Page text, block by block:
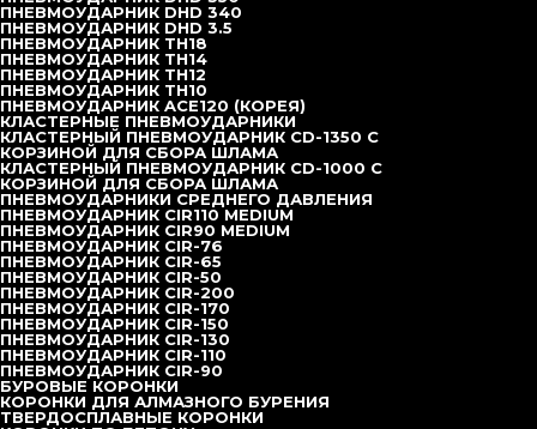
ПНЕВМОУДАРНИК DHD 340
ПНЕВМОУДАРНИК DHD 3.5
ПНЕВМОУДАРНИК TH18
ПНЕВМОУДАРНИК TH14
ПНЕВМОУДАРНИК TH12
ПНЕВМОУДАРНИК TH10
ПНЕВМОУДАРНИК ACE120 (КОРЕЯ)
КЛАСТЕРНЫЕ ПНЕВМОУДАРНИКИ
КЛАСТЕРНЫЙ ПНЕВМОУДАРНИК CD-1350 С
КОРЗИНОЙ ДЛЯ СБОРА ШЛАМА
КЛАСТЕРНЫЙ ПНЕВМОУДАРНИК CD-1000 С
КОРЗИНОЙ ДЛЯ СБОРА ШЛАМА
ПНЕВМОУДАРНИКИ СРЕДНЕГО ДАВЛЕНИЯ
ПНЕВМОУДАРНИК CIR110 MEDIUM
ПНЕВМОУДАРНИК CIR90 MEDIUM
ПНЕВМОУДАРНИК CIR-76
ПНЕВМОУДАРНИК CIR-65
ПНЕВМОУДАРНИК CIR-50
ПНЕВМОУДАРНИК CIR-200
ПНЕВМОУДАРНИК CIR-170
ПНЕВМОУДАРНИК CIR-150
ПНЕВМОУДАРНИК CIR-130
ПНЕВМОУДАРНИК CIR-110
ПНЕВМОУДАРНИК CIR-90
БУРОВЫЕ КОРОНКИ
КОРОНКИ ДЛЯ АЛМАЗНОГО БУРЕНИЯ
ТВЕРДОСПЛАВНЫЕ КОРОНКИ